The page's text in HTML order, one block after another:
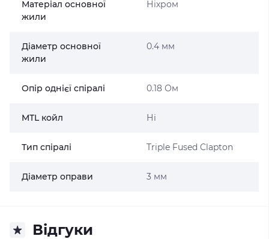
Матеріал основної
жили
Ніхром
Діаметр основної
жили
0.4 мм
Опір однієї спіралі 0.18 Ом
MTL койл Ні
Тип спіралі Triple Fused Clapton
Діаметр оправи 3 мм
Відгуки